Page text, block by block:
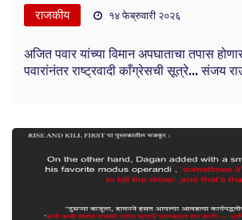
राजकीय १४ फेब्रुवारी २०२६
अजित पवार यांच्या विमान अपघाताचा तपास
पवारांनंतर राष्ट्रवादी काँग्रेसची सूत्रे... संजय